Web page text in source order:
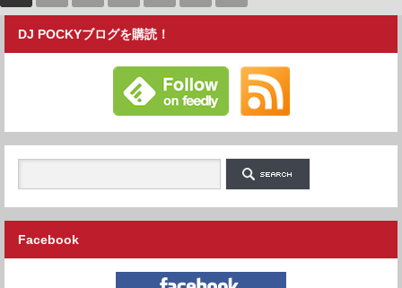
DJ POCKYブログを購読！
Facebook